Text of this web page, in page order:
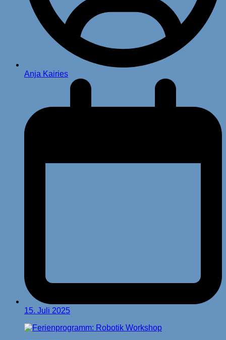
Anja Kairies
15. Juli 2025